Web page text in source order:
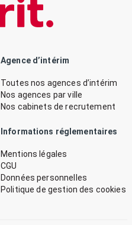
Agence d’intérim
Toutes nos agences d’intérim
Nos agences par ville
Nos cabinets de recrutement
Informations réglementaires
Mentions légales
CGU
Données personnelles
Politique de gestion des cookies